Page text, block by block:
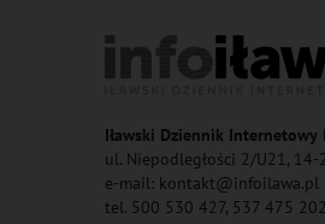
Iławski Dziennik Internetowy
ul. Niepodległości 2/U21, 14-
e-mail: kontakt@infoilawa.pl
tel. 500 530 427, 537 475 202